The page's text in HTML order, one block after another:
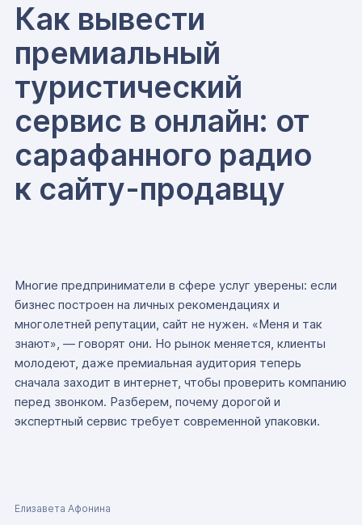
Как вывести
премиальный
туристический
сервис в онлайн: от
сарафанного радио
к сайту-продавцу
Многие предприниматели в сфере услуг уверены: если
бизнес построен на личных рекомендациях и
многолетней репутации, сайт не нужен. «Меня и так
знают», — говорят они. Но рынок меняется, клиенты
молодеют, даже премиальная аудитория теперь
сначала заходит в интернет, чтобы проверить компанию
перед звонком. Разберем, почему дорогой и
экспертный сервис требует современной упаковки.
Елизавета Афонина